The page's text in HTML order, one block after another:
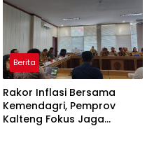
Berita
Rakor Inflasi Bersama
Kemendagri, Pemprov
Kalteng Fokus Jaga